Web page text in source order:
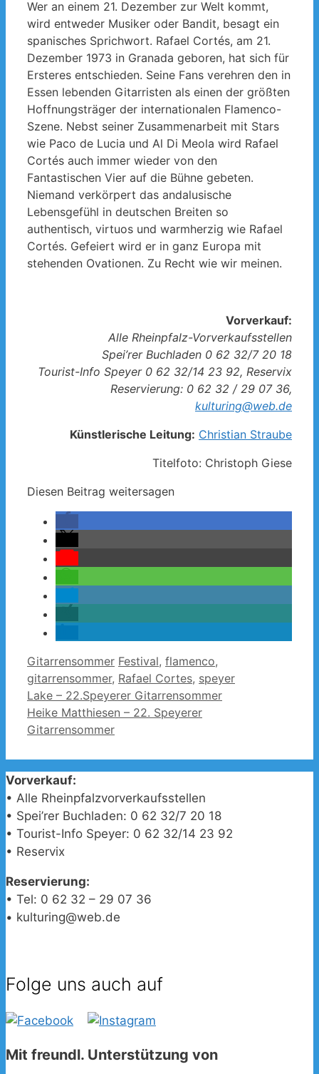
Wer an einem 21. Dezember zur Welt kommt,
wird entweder Musiker oder Bandit, besagt ein
spanisches Sprichwort. Rafael Cortés, am 21.
Dezember 1973 in Granada geboren, hat sich für
Ersteres entschieden. Seine Fans verehren den in
Essen lebenden Gitarristen als einen der größten
Hoffnungsträger der internationalen Flamenco-
Szene. Nebst seiner Zusammenarbeit mit Stars
wie Paco de Lucia und Al Di Meola wird Rafael
Cortés auch immer wieder von den
Fantastischen Vier auf die Bühne gebeten.
Niemand verkörpert das andalusische
Lebensgefühl in deutschen Breiten so
authentisch, virtuos und warmherzig wie Rafael
Cortés. Gefeiert wird er in ganz Europa mit
stehenden Ovationen. Zu Recht wie wir meinen.
Vorverkauf:
Alle Rheinpfalz-Vorverkaufsstellen
Spei’rer Buchladen 0 62 32/7 20 18
Tourist-Info Speyer 0 62 32/14 23 92, Reservix
Reservierung: 0 62 32 / 29 07 36,
kulturing@web.de
Künstlerische Leitung: Christian Straube
Titelfoto: Christoph Giese
Diesen Beitrag weitersagen
Kategorien
Gitarrensommer Schlagwörter
Festival, flamenco,
gitarrensommer, Rafael Cortes, speyer
Lake – 22.Speyerer Gitarrensommer
Heike Matthiesen – 22. Speyerer
Gitarrensommer
Vorverkauf:
• Alle Rheinpfalzvorverkaufsstellen
• Spei’rer Buchladen: 0 62 32/7 20 18
• Tourist-Info Speyer: 0 62 32/14 23 92
• Reservix
Reservierung:
• Tel: 0 62 32 – 29 07 36
• kulturing@web.de
Folge uns auch auf
Mit freundl. Unterstützung von